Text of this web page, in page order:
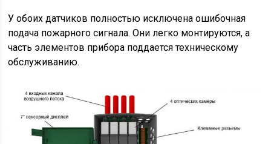
У обоих датчиков полностью исключена ошибочная
подача пожарного сигнала. Они легко монтируются, а
часть элементов прибора поддается техническому
обслуживанию.